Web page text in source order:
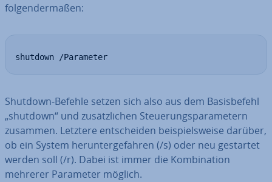
fol­gen­der­ma­ßen:
shutdown /Parameter
Shutdown-Befehle setzen sich also aus dem Ba­sis­be­fehl
„shutdown“ und zu­sätz­li­chen Steue­rungs­pa­ra­me­tern
zusammen. Letztere ent­schei­den bei­spiels­wei­se darüber,
ob ein System her­un­ter­ge­fah­ren (/s) oder neu gestartet
werden soll (/r). Dabei ist immer die Kom­bi­na­ti­on
mehrerer Parameter möglich.